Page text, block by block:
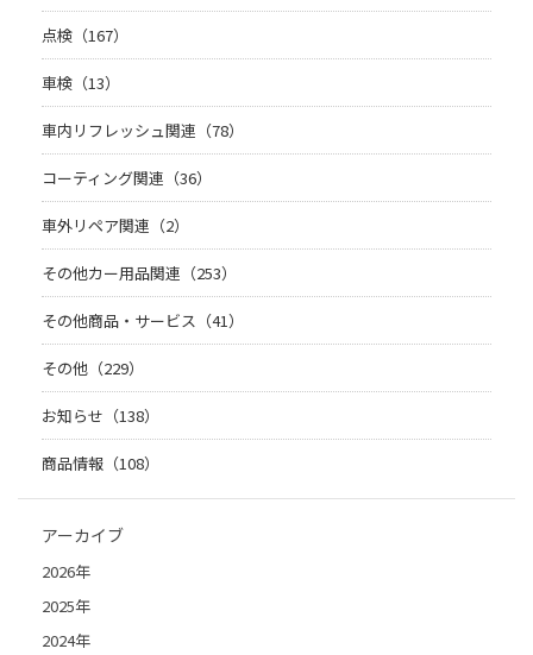
点検（167）
車検（13）
車内リフレッシュ関連（78）
コーティング関連（36）
車外リペア関連（2）
その他カー用品関連（253）
その他商品・サービス（41）
その他（229）
お知らせ（138）
商品情報（108）
アーカイブ
2026年
2025年
2024年